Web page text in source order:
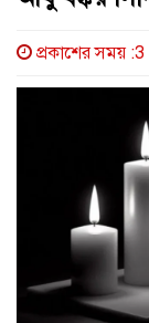
প্রকাশের সময়